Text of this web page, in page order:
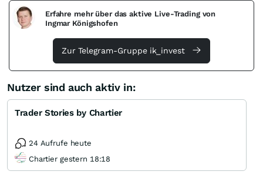
Erfahre mehr über das aktive Live-Trading von
Ingmar Königshofen
Zur Telegram-Gruppe ik_invest
Nutzer sind auch aktiv in:
Trader Stories by Chartier
24 Aufrufe heute
Chartier gestern 18:18